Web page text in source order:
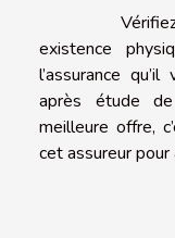
Vérifiez la
existence
l’assurance
après étude
meilleure offre,
cet assureur pour